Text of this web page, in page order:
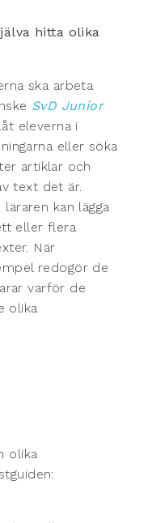
hitta olika
ska arbeta
SvD Junior
eleverna i
eller söka
artiklar och
text det är.
kan lägga
eller flera
När
redogör de
varför de
olika
olika